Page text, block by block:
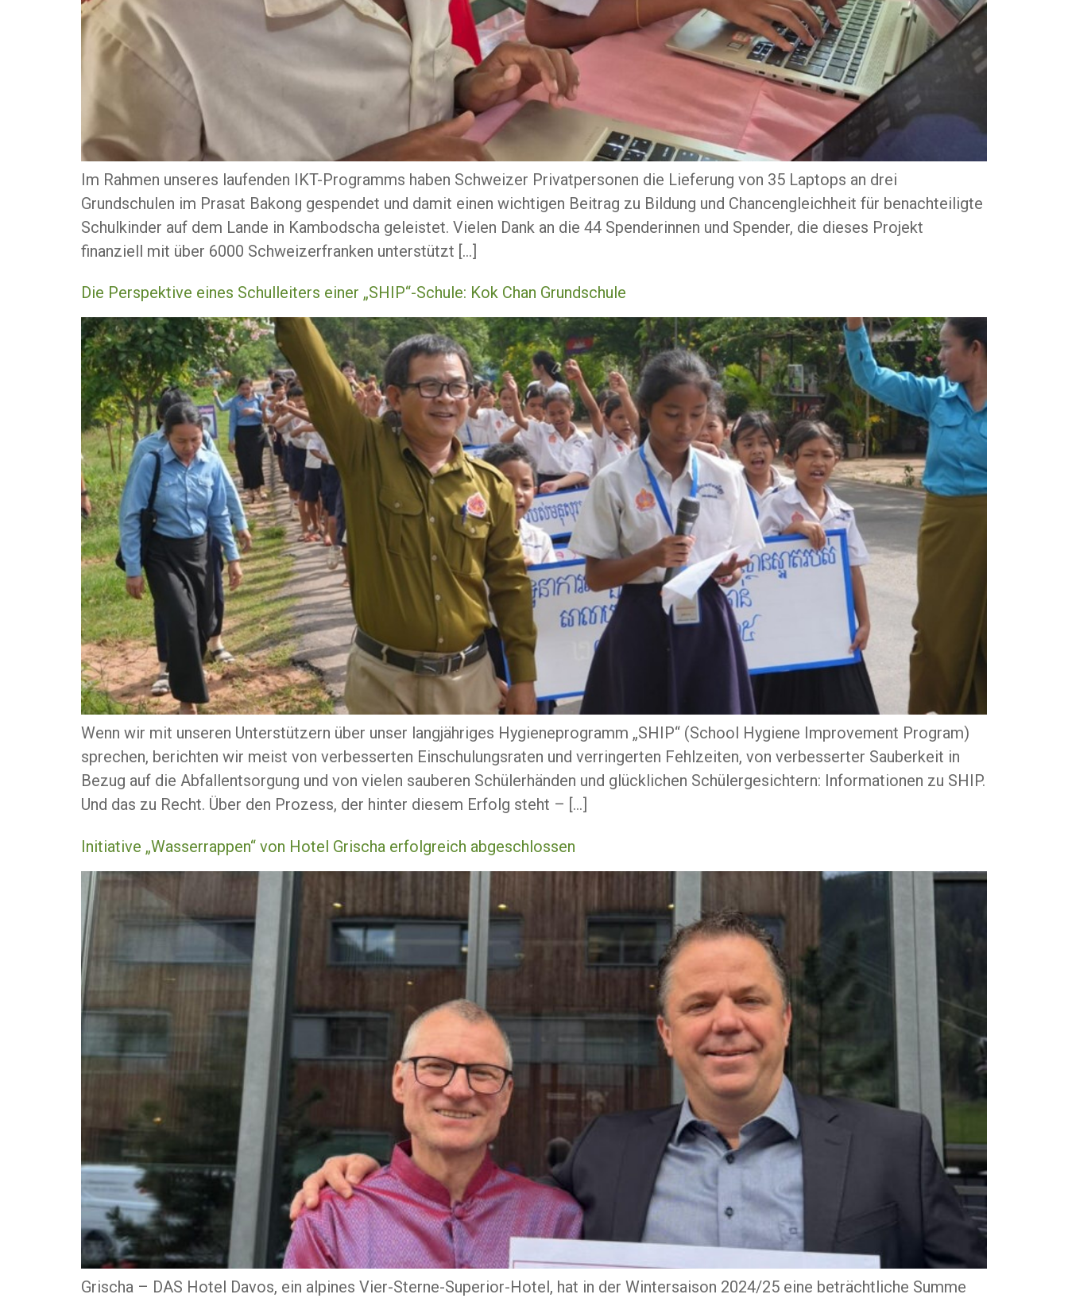
Im Rahmen unseres laufenden IKT-Programms haben Schweizer Privatpersonen die Lieferung von 35 Laptops an drei
Grundschulen im Prasat Bakong gespendet und damit einen wichtigen Beitrag zu Bildung und Chancengleichheit für benachteiligte
Schulkinder auf dem Lande in Kambodscha geleistet. Vielen Dank an die 44 Spenderinnen und Spender, die dieses Projekt
finanziell mit über 6000 Schweizerfranken unterstützt […]
Die Perspektive eines Schulleiters einer „SHIP“-Schule: Kok Chan Grundschule
Wenn wir mit unseren Unterstützern über unser langjähriges Hygieneprogramm „SHIP“ (School Hygiene Improvement Program)
sprechen, berichten wir meist von verbesserten Einschulungsraten und verringerten Fehlzeiten, von verbesserter Sauberkeit in
Bezug auf die Abfallentsorgung und von vielen sauberen Schülerhänden und glücklichen Schülergesichtern: Informationen zu SHIP.
Und das zu Recht. Über den Prozess, der hinter diesem Erfolg steht – […]
Initiative „Wasserrappen“ von Hotel Grischa erfolgreich abgeschlossen
Grischa – DAS Hotel Davos, ein alpines Vier-Sterne-Superior-Hotel, hat in der Wintersaison 2024/25 eine beträchtliche Summe